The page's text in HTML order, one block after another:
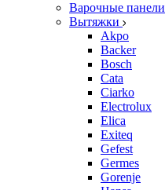
Варочные панели
Вытяжки
Akpo
Backer
Bosch
Cata
Ciarko
Electrolux
Elica
Exiteq
Gefest
Germes
Gorenje